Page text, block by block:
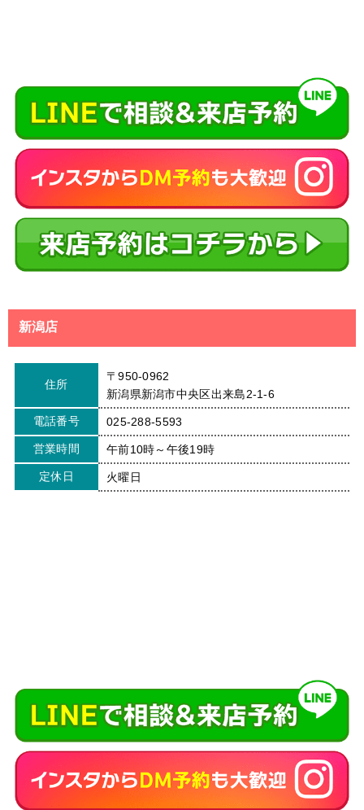
新潟店
住所
〒950-0962
新潟県新潟市中央区出来島2-1-6
電話番号 025-288-5593
営業時間 午前10時～午後19時
定休日 火曜日